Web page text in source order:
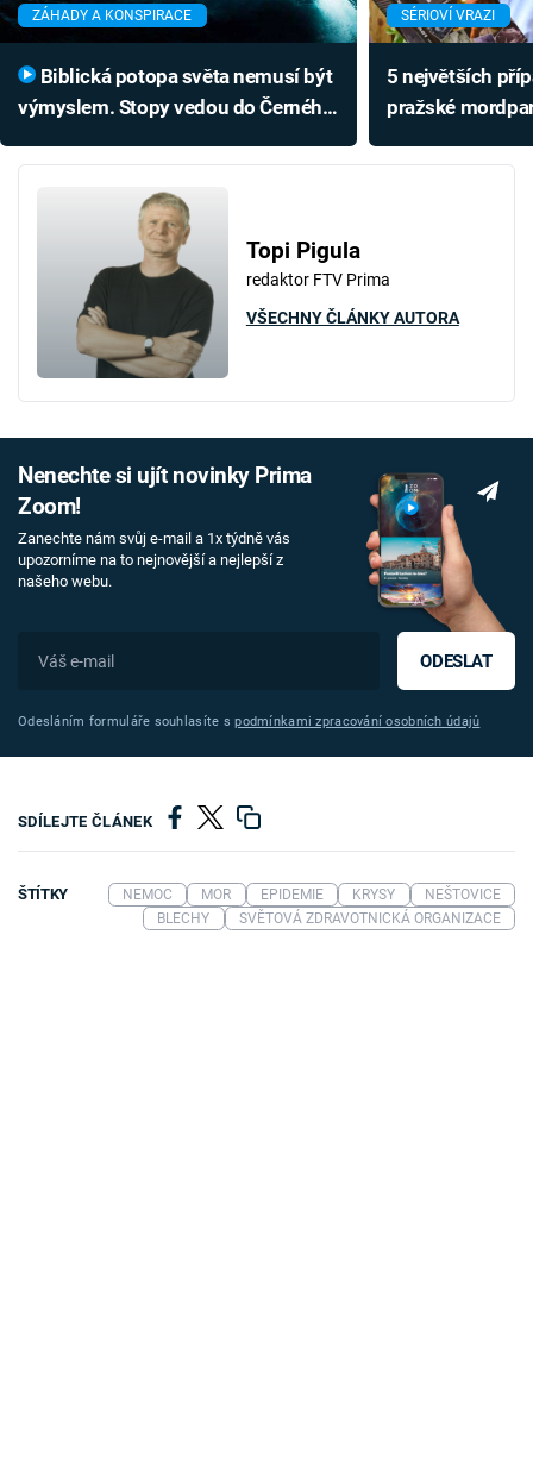
ZÁHADY A KONSPIRACE
výmyslem. Stopy vedou do Černého
SÉRIOVÍ VRAZI
5 největších
pražské
Topi Pigula
redaktor FTV Prima
VŠECHNY ČLÁNKY AUTORA
Nenechte si ujít novinky Prima
Zoom!
Zanechte nám svůj e-mail a 1x týdně vás
upozorníme na to nejnovější a nejlepší z
našeho webu.
ODESLAT
Odesláním formuláře souhlasíte spodmínkami zpracování osobních údajů
SDÍLEJTE ČLÁNEK
ŠTÍTKY NEMOC MOR EPIDEMIE KRYSY
NEŠTOVICE
BLECHY
SVĚTOVÁ ZDRAVOTNICKÁ ORGANIZACE